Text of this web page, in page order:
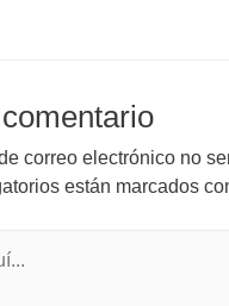
correo electrónico no
están marcados